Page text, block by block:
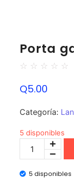
Porta
☆ ☆ ☆ ☆ ☆
Q5.00
Categoría:
5 disponibles
5 disponibles